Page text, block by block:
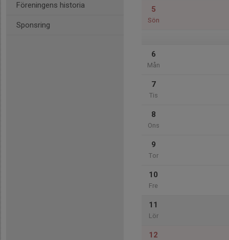
Föreningens historia
Sponsring
5
Sön
6
Mån
7
Tis
8
Ons
9
Tor
10
Fre
11
Lör
12